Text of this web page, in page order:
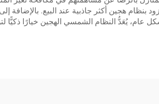
بنظام هجين أكثر جاذبية عند البيع. بالإضافة
يُعَدُّ النظام الشمسي الهجين خيارًا ذكيًّا